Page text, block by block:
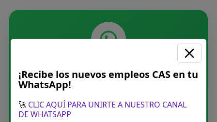
Únete a nuestro canal de
WhatsApp
Recibe las últimas convocatorias CAS,
directamente en tu WhatsApp. Sin spam.
¡Recibe los nuevos empleos CAS en tu
WhatsApp!
🚀 CLIC AQUÍ PARA UNIRTE A NUESTRO CANAL
DE WHATSAPP